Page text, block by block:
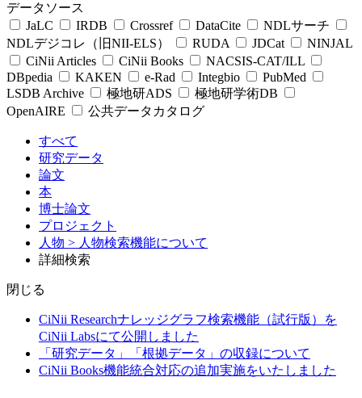
データソース
JaLC
IRDB Crossref DataCite
NDLサーチ
NDLデジコレ（旧NII-ELS）
RUDA JDCat
NINJAL
CiNii Articles
CiNii Books
NACSIS-CAT/ILL
DBpedia
KAKEN e-Rad Integbio
PubMed
LSDB Archive
極地研ADS
極地研学術DB
OpenAIRE
公共データカタログ
すべて
研究データ
論文
本
博士論文
プロジェクト
人物 > 人物検索機能について
詳細検索
閉じる
CiNii Researchナレッジグラフ検索機能（試行版）を
CiNii Labsにて公開しました
「研究データ」「根拠データ」の収録について
CiNii Books機能統合対応の追加実施をいたしました